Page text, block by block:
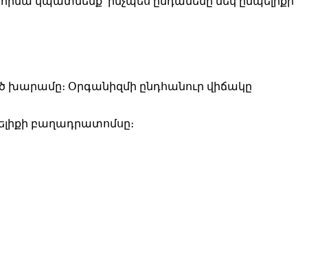
խարամը։ Օրգանիզմի ընդհանուր վիճակը
բաղադրատոմսը։